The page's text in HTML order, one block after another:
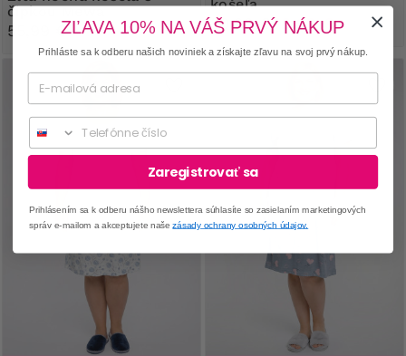
čipkou Mewa
55,99 €
košeľa
30,99 €38,99 €
ZĽAVA 10% NA VÁŠ PRVÝ NÁKUP
Prihláste sa k odberu našich noviniek a získajte zľavu na svoj prvý nákup.
Zaregistrovať sa
Prihlásením sa k odberu nášho newslettera súhlasíte so zasielaním marketingových
správ e-mailom a akceptujete našezásady ochrany osobných údajov.